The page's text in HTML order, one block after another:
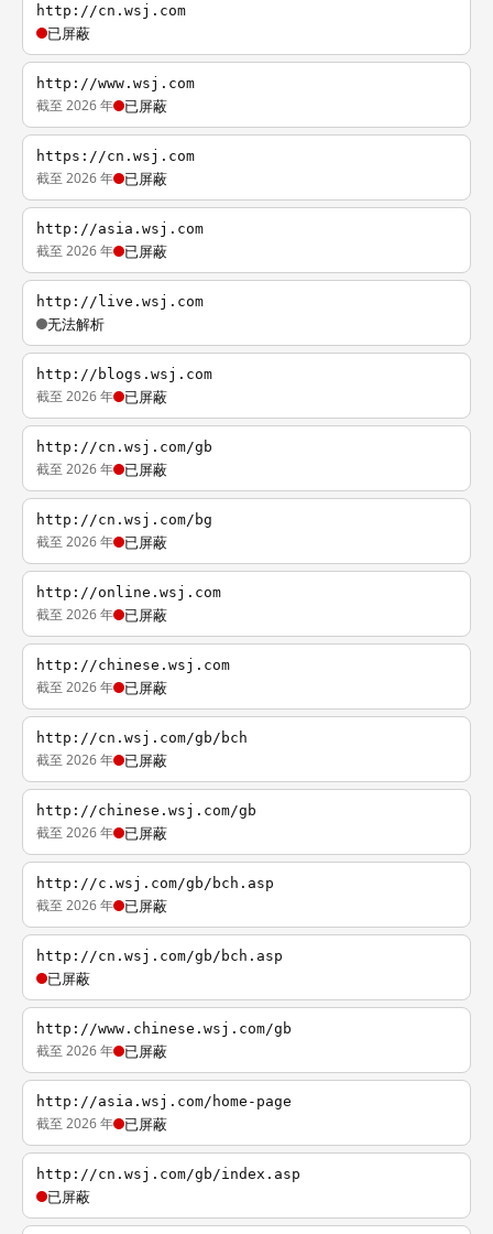
http://cn.wsj.com
已屏蔽
http://www.wsj.com
截至 2026 年 已屏蔽
https://cn.wsj.com
截至 2026 年 已屏蔽
http://asia.wsj.com
截至 2026 年 已屏蔽
http://live.wsj.com
无法解析
http://blogs.wsj.com
截至 2026 年 已屏蔽
http://cn.wsj.com/gb
截至 2026 年 已屏蔽
http://cn.wsj.com/bg
截至 2026 年 已屏蔽
http://online.wsj.com
截至 2026 年 已屏蔽
http://chinese.wsj.com
截至 2026 年 已屏蔽
http://cn.wsj.com/gb/bch
截至 2026 年 已屏蔽
http://chinese.wsj.com/gb
截至 2026 年 已屏蔽
http://c.wsj.com/gb/bch.asp
截至 2026 年 已屏蔽
http://cn.wsj.com/gb/bch.asp
已屏蔽
http://www.chinese.wsj.com/gb
截至 2026 年 已屏蔽
http://asia.wsj.com/home-page
截至 2026 年 已屏蔽
http://cn.wsj.com/gb/index.asp
已屏蔽